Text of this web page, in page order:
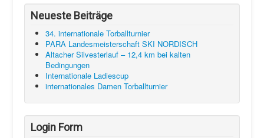
Neueste Beiträge
34. internationale Torballturnier
PARA Landesmeisterschaft SKI NORDISCH
Altacher Silvesterlauf – 12,4 km bei kalten
Bedingungen
Internationale Ladiescup
internationales Damen Torballturnier
Login Form